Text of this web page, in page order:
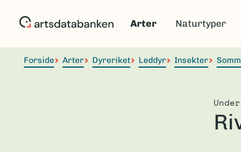
Arter Naturtyper
Forside Arter Dyreriket Leddyr Insekter